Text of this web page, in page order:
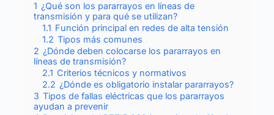
1 ¿Qué son los pararrayos en líneas de
transmisión y para qué se utilizan?
1.1 Función principal en redes de alta tensión
1.2 Tipos más comunes
2 ¿Dónde deben colocarse los pararrayos en
líneas de transmisión?
2.1 Criterios técnicos y normativos
2.2 ¿Dónde es obligatorio instalar pararrayos?
3 Tipos de fallas eléctricas que los pararrayos
ayudan a prevenir